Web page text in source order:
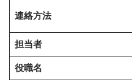
連絡方法
担当者
役職名